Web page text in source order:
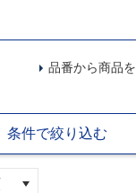
品番から商品
条件で絞り込む